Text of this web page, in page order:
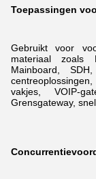
Toepassingen
Gebruikt voor
materiaal zoals
Mainboard,
vakjes, VOIP-
Grensgateway,